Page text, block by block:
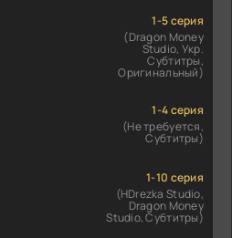
1-5 серия
(Dragon Money
Studio, Укр.
Субтитры,
Оригинальный)
1-4 серия
(Не требуется,
Субтитры)
1-10 серия
(HDrezka Studio,
Dragon Money
Studio, Субтитры)